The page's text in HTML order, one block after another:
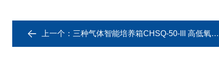
上一个： 三种气体智能培养箱CHSQ-50-III 高低氧试验